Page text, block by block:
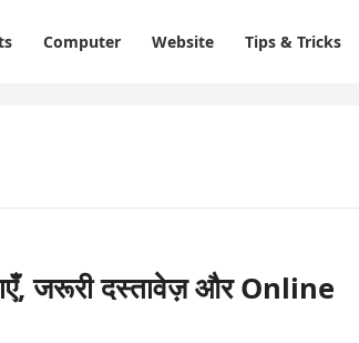
Computer Website Tips & Tricks
जरूरी दस्तावेज़ और Online